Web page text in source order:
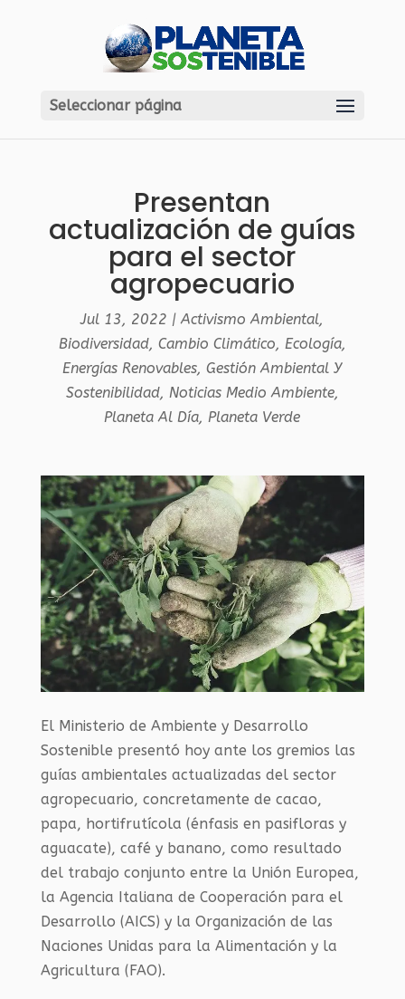
Seleccionar página
Presentan
actualización de guías
para el sector
agropecuario
Jul 13, 2022 |Activismo Ambiental,
Biodiversidad, Cambio Climático, Ecología,
Energías Renovables,Gestión Ambiental Y
Sostenibilidad, Noticias Medio Ambiente,
Planeta Al Día,Planeta Verde
El Ministerio de Ambiente y Desarrollo
Sostenible presentó hoy ante los gremios las
guías ambientales actualizadas del sector
agropecuario, concretamente de cacao,
papa, hortifrutícola (énfasis en pasifloras y
aguacate), café y banano, como resultado
del trabajo conjunto entre la Unión Europea,
la Agencia Italiana de Cooperación para el
Desarrollo (AICS) y la Organización de las
Naciones Unidas para la Alimentación y la
Agricultura (FAO).